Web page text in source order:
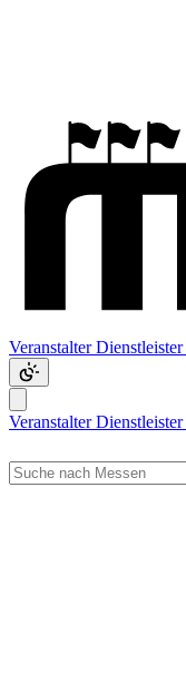
VeranstalterDienstleister
VeranstalterDienstleister